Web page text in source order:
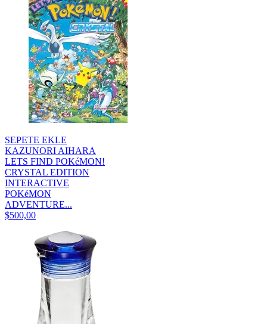
SEPETE EKLE
KAZUNORI AIHARA
LETS FIND POKéMON!
CRYSTAL EDITION
INTERACTIVE
POKéMON
ADVENTURE...
$500,00